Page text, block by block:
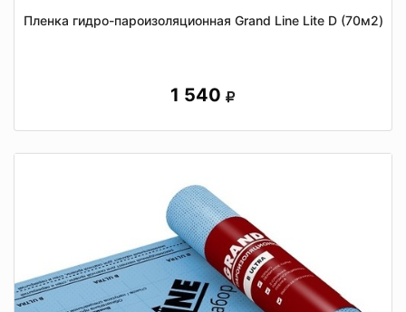
Пленка гидро-пароизоляционная Grand Line Lite D (70м2)
1 540